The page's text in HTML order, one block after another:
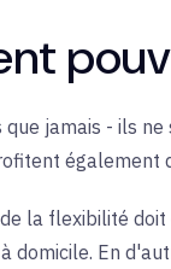
jamais - ils
la flexibilité
En